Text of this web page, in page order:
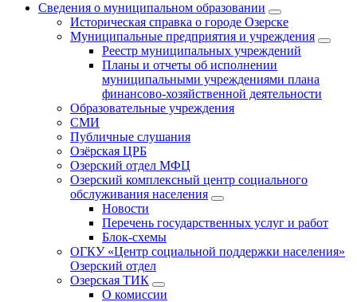
Сведения о муниципальном образовании
Историческая справка о городе Озерске
Муниципальные предприятия и учреждения
Реестр муниципальных учреждений
Планы и отчеты об исполнении
муниципальными учреждениями плана
финансово-хозяйственной деятельности
Образовательные учреждения
СМИ
Публичные слушания
Озёрская ЦРБ
Озерский отдел МФЦ
Озерский комплексный центр социального
обслуживания населения
Новости
Перечень государственных услуг и работ
Блок-схемы
ОГКУ «Центр социальной поддержки населения»
Озерский отдел
Озерская ТИК
О комиссии